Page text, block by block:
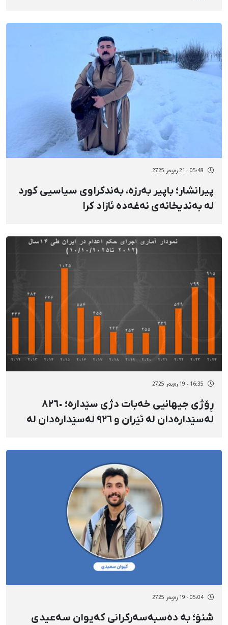
05:48 - 21 رەزبەر 2725
پیرانشار؛ باپیر بەرزە، بەندکراوی سیاسیی کورد
لە بەندیخانەی نەغەدە ئازاد کرا
16:35 - 19 رەزبەر 2725
ڕۆژی جیهانیی خەبات دژی سێدارە؛ ٨٢٦٠
لەسێدارەدان لە ئێران و ٩٢٦ لەسێدارەدان لە
05:04 - 19 رەزبەر 2725
شنۆ؛ بە دەسبەسەرکرانی کەیوان سەعیدی